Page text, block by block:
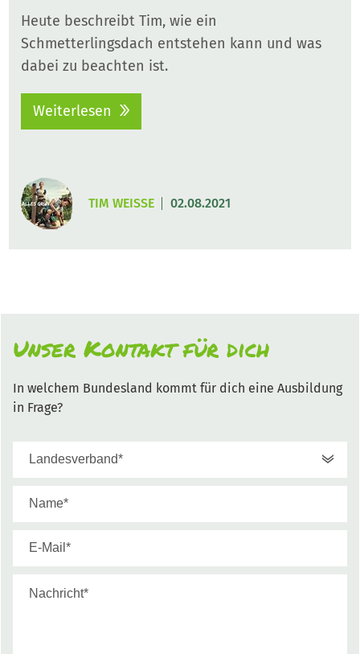
Heute beschreibt Tim, wie ein
Schmetterlingsdach entstehen kann und was
dabei zu beachten ist.
Weiterlesen
TIM WEISSE 02.08.2021
Unser Kontakt für dich
In welchem Bundesland kommt für dich eine Ausbildung
in Frage?